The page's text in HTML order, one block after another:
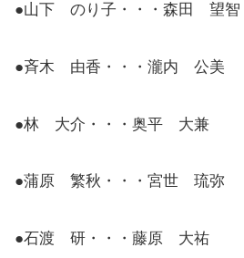
●山下 のり子・・・森田 望智
●斉木 由香・・・瀧内 公美
●林 大介・・・奥平 大兼
●蒲原 繁秋・・・宮世 琉弥
●石渡 研・・・藤原 大祐